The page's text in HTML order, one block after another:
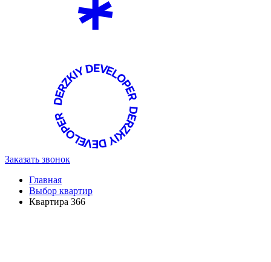
Заказать звонок
Главная
Выбор квартир
Квартира 366